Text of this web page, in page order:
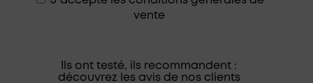
vente
Ils ont testé, ils recommandent :
découvrez les avis de nos clients